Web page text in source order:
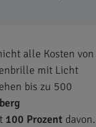
alle Kosten von
mit Licht
bis zu 500
100 Prozent davon.